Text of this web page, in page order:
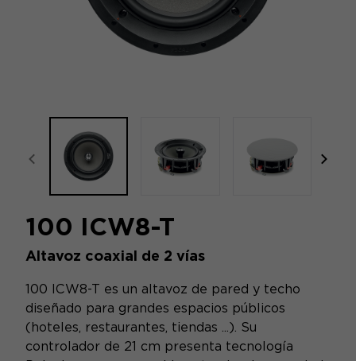
focal-naim-frontent::misc.prev_label
100 ICW8-T
Altavoz coaxial de 2 vías
100 ICW8-T es un altavoz de pared y techo
diseñado para grandes espacios públicos
(hoteles, restaurantes, tiendas ...). Su
controlador de 21 cm presenta tecnología